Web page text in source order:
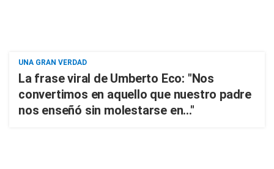
UNA GRAN VERDAD
La frase viral de Umberto Eco: "Nos
convertimos en aquello que nuestro padre
nos enseñó sin molestarse en..."